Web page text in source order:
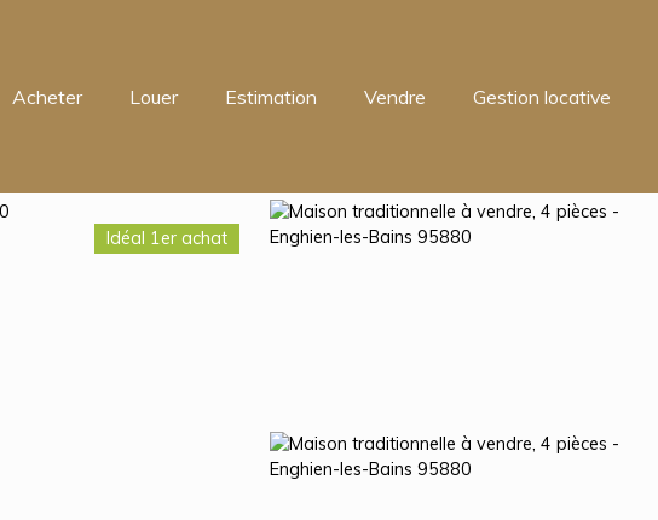
Acheter Louer Estimation Vendre Gestion locative
Idéal 1er achat